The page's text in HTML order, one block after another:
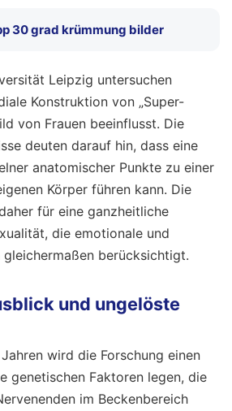
30 grad krümmung bilder
Leipzig untersuchen
Konstruktion von „Super-
von Frauen beeinflusst. Die
deuten darauf hin, dass eine
anatomischer Punkte zu einer
Körper führen kann. Die
für eine ganzheitliche
die emotionale und
berücksichtigt.
und ungelöste
wird die Forschung einen
genetischen Faktoren legen, die
im Beckenbereich